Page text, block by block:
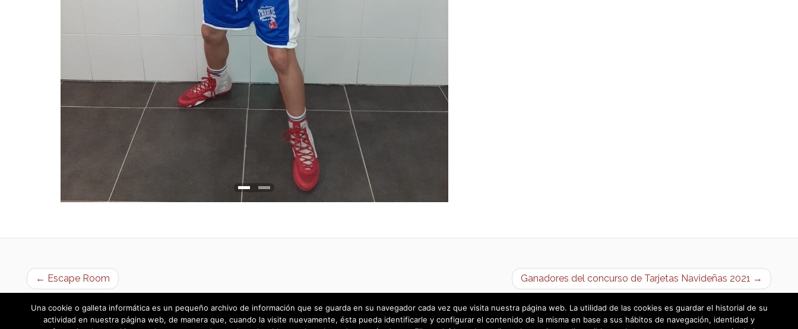
← Escape Room Ganadores del concurso de Tarjetas Navideñas 2021 →
Una cookie o galleta informática es un pequeño archivo de información que se guarda en su navegador cada vez que visita nuestra página web. La utilidad de las cookies es guardar el historial de su
actividad en nuestra página web, de manera que, cuando la visite nuevamente, ésta pueda identificarle y configurar el contenido de la misma en base a sus hábitos de navegación, identidad y